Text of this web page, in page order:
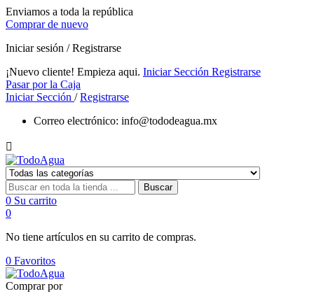
Enviamos a toda la república
Comprar de nuevo
Iniciar sesión / Registrarse
¡Nuevo cliente! Empieza aqui. Iniciar Sección Registrarse
Pasar por la Caja
Iniciar Sección /Registrarse
Correo electrónico: info@tododeagua.mx

Buscar
0 Su carrito
0
No tiene artículos en su carrito de compras.
0 Favoritos
Comprar por